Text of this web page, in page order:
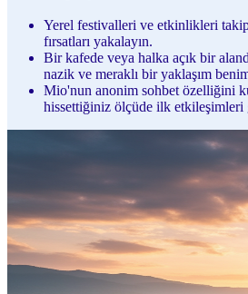
Yerel festivalleri ve etkinlikleri
fırsatları yakalayın.
Bir kafede veya halka açık bir
nazik ve meraklı bir yaklaşım
Mio'nun anonim sohbet özelliğini
hissettiğiniz ölçüde ilk etkileşimleri